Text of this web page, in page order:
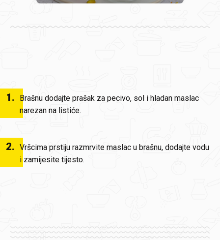
1.
Brašnu dodajte prašak za pecivo, sol i hladan maslac
narezan na listiće.
2. Vršcima prstiju razmrvite maslac u brašnu, dodajte vodu
i zamijesite tijesto.